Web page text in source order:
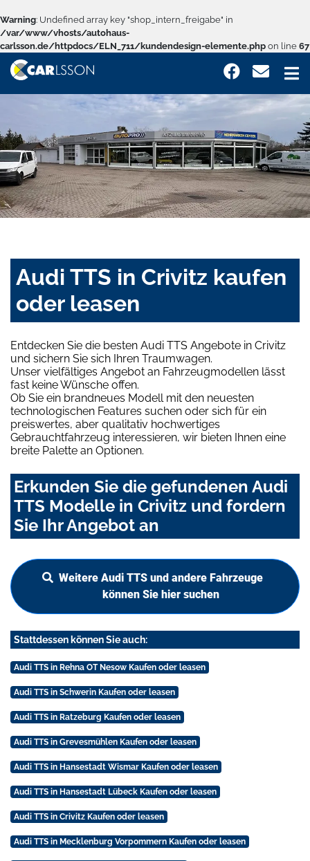
Warning: Undefined array key "shop_intern_freigabe" in
/var/www/vhosts/autohaus-
carlsson.de/httpdocs/ELN_711/kundendesign-elemente.php on line 67
Audi TTS in Crivitz kaufen
oder leasen
Entdecken Sie die besten Audi TTS Angebote in Crivitz
und sichern Sie sich Ihren Traumwagen.
Unser vielfältiges Angebot an Fahrzeugmodellen lässt
fast keine Wünsche offen.
Ob Sie ein brandneues Modell mit den neuesten
technologischen Features suchen oder sich für ein
preiswertes, aber qualitativ hochwertiges
Gebrauchtfahrzeug interessieren, wir bieten Ihnen eine
breite Palette an Optionen.
Erkunden Sie die gefundenen Audi
TTS Modelle in Crivitz und fordern
Sie Ihr Angebot an
Weitere Audi TTS und andere Fahrzeuge
können Sie hier suchen
Stattdessen können Sie auch:
Audi TTS in Rehna OT Nesow Kaufen oder leasen
Audi TTS in Schwerin Kaufen oder leasen
Audi TTS in Ratzeburg Kaufen oder leasen
Audi TTS in Grevesmühlen Kaufen oder leasen
Audi TTS in Hansestadt Wismar Kaufen oder leasen
Audi TTS in Hansestadt Lübeck Kaufen oder leasen
Audi TTS in Crivitz Kaufen oder leasen
Audi TTS in Mecklenburg Vorpommern Kaufen oder leasen